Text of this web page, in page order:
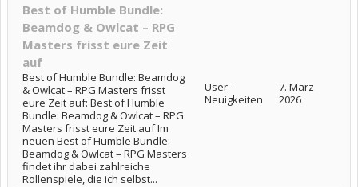
Best of Humble Bundle:
Beamdog & Owlcat – RPG
Masters frisst eure Zeit
auf
Best of Humble Bundle: Beamdog
& Owlcat – RPG Masters frisst
eure Zeit auf: Best of Humble
Bundle: Beamdog & Owlcat – RPG
Masters frisst eure Zeit auf Im
neuen Best of Humble Bundle:
Beamdog & Owlcat – RPG Masters
findet ihr dabei zahlreiche
Rollenspiele, die ich selbst...
User-
Neuigkeiten
7. März
2026